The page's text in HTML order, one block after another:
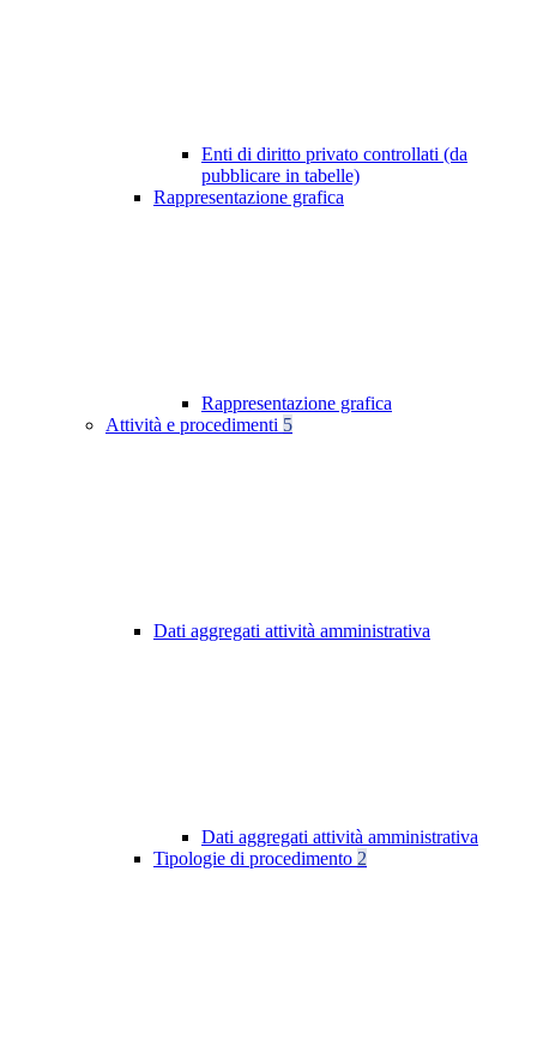
Enti di diritto privato controllati (da
pubblicare in tabelle)
Rappresentazione grafica
Rappresentazione grafica
Attività e procedimenti 5
Dati aggregati attività amministrativa
Dati aggregati attività amministrativa
Tipologie di procedimento 2